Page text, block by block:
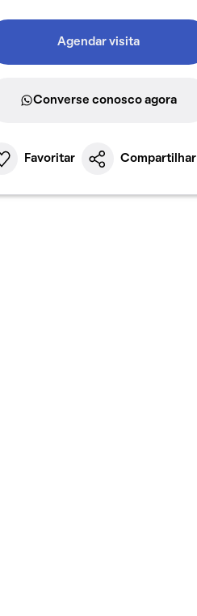
Agendar visita
Converse conosco agora
Favoritar Compartilhar